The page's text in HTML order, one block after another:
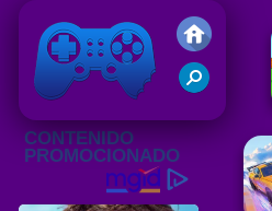
Juegos Friv 2020